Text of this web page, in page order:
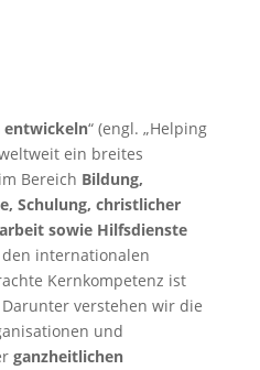
entwickeln“ (engl. „Helping
ein breites
Bereich Bildung,
Schulung, christlicher
sowie Hilfsdienste
internationalen
Kernkompetenz ist
Darunter verstehen wir die
und
ganzheitlichen